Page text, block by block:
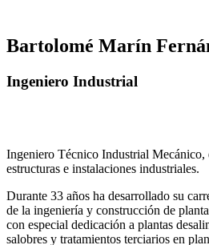
Bartolomé Marín
Ingeniero Industrial
Ingeniero Técnico Industrial Mecánico,
estructuras e instalaciones industriales.
Durante 33 años ha desarrollado su
de la ingeniería y construcción de
con especial dedicación a plantas
salobres y tratamientos terciarios en